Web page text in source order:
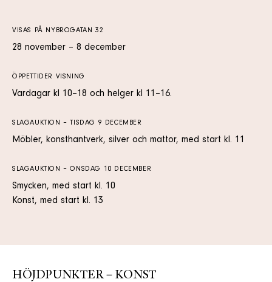
VISAS PÅ NYBROGATAN 32
28 november – 8 december
ÖPPETTIDER VISNING
Vardagar kl 10–18 och helger kl 11–16.
SLAGAUKTION – TISDAG 9 DECEMBER
Möbler, konsthantverk, silver och mattor, med start kl. 11
SLAGAUKTION – ONSDAG 10 DECEMBER
Smycken, med start kl. 10
Konst, med start kl. 13
HÖJDPUNKTER – KONST